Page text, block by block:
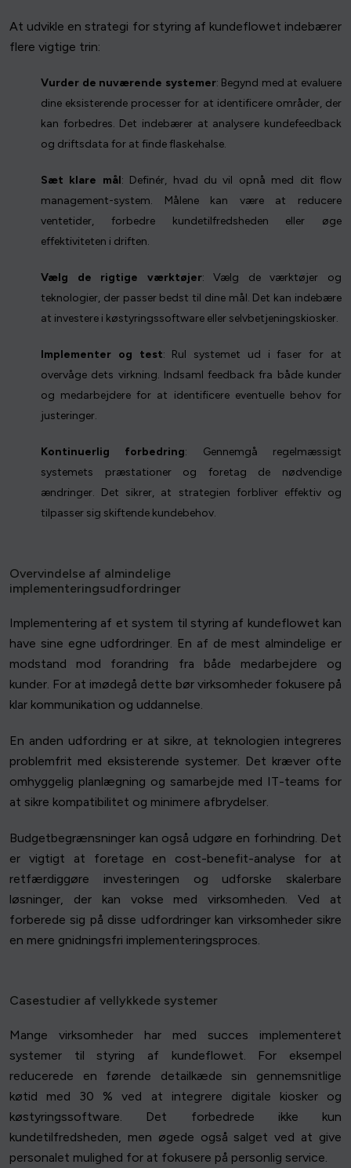
At udvikle en strategi for styring af kundeflowet indebærer
flere vigtige trin:
Vurder de nuværende systemer: Begynd med at evaluere
dine eksisterende processer for at identificere områder, der
kan forbedres. Det indebærer at analysere kundefeedback
og driftsdata for at finde flaskehalse.
Sæt klare mål: Definér, hvad du vil opnå med dit flow
management-system. Målene kan være at reducere
ventetider, forbedre kundetilfredsheden eller øge
effektiviteten i driften.
Vælg de rigtige værktøjer: Vælg de værktøjer og
teknologier, der passer bedst til dine mål. Det kan indebære
at investere i køstyringssoftware eller selvbetjeningskiosker.
Implementer og test: Rul systemet ud i faser for at
overvåge dets virkning. Indsaml feedback fra både kunder
og medarbejdere for at identificere eventuelle behov for
justeringer.
Kontinuerlig forbedring: Gennemgå regelmæssigt
systemets præstationer og foretag de nødvendige
ændringer. Det sikrer, at strategien forbliver effektiv og
tilpasser sig skiftende kundebehov.
Overvindelse af almindelige
implementeringsudfordringer
Implementering af et system til styring af kundeflowet kan
have sine egne udfordringer. En af de mest almindelige er
modstand mod forandring fra både medarbejdere og
kunder. For at imødegå dette bør virksomheder fokusere på
klar kommunikation og uddannelse.
En anden udfordring er at sikre, at teknologien integreres
problemfrit med eksisterende systemer. Det kræver ofte
omhyggelig planlægning og samarbejde med IT-teams for
at sikre kompatibilitet og minimere afbrydelser.
Budgetbegrænsninger kan også udgøre en forhindring. Det
er vigtigt at foretage en cost-benefit-analyse for at
retfærdiggøre investeringen og udforske skalerbare
løsninger, der kan vokse med virksomheden. Ved at
forberede sig på disse udfordringer kan virksomheder sikre
en mere gnidningsfri implementeringsproces.
Casestudier af vellykkede systemer
Mange virksomheder har med succes implementeret
systemer til styring af kundeflowet. For eksempel
reducerede en førende detailkæde sin gennemsnitlige
køtid med 30 % ved at integrere digitale kiosker og
køstyringssoftware. Det forbedrede ikke kun
kundetilfredsheden, men øgede også salget ved at give
personalet mulighed for at fokusere på personlig service.